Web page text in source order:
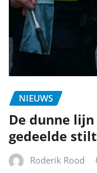
NIEUWS
De dunne
gedeelde
Roderik Rood